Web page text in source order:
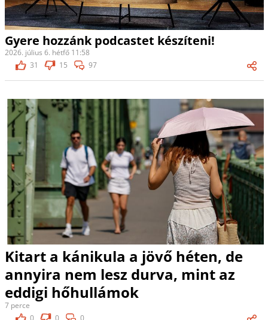
Gyere hozzánk podcastet készíteni!
2026. július 6. hétfő 11:58
31
15 97
Kitart a kánikula a jövő héten, de
annyira nem lesz durva, mint az
eddigi hőhullámok
7 perce